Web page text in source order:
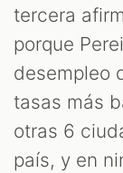
tercera
porque
desempleo
tasas más
otras 6
país, y en